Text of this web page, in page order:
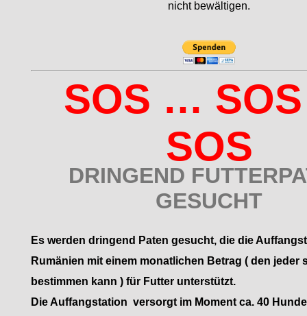
nicht bewältigen.
SOS …
SOS
DRINGEND
GESUCHT
Es werden dringend Paten gesucht, die die
Rumänien mit einem monatlichen Betrag ( den jeder
bestimmen kann ) für Futter unterstützt.
Die Auffangstation versorgt im Moment ca. 40